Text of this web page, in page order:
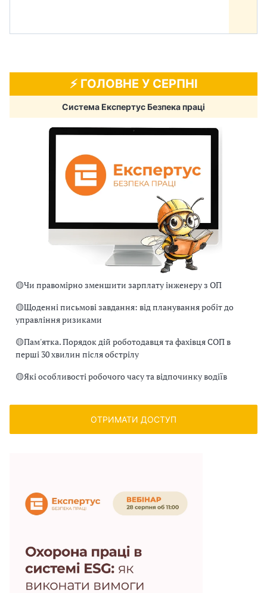
⚡️ ГОЛОВНЕ У СЕРПНІ
Система Експертус Безпека праці
🟡Чи правомірно зменшити зарплату інженеру з ОП
🟡Щоденні письмові завдання: від планування робіт до
управління ризиками
🟡Пам'ятка. Порядок дій роботодавця та фахівця СОП в
перші 30 хвилин після обстрілу
🟡Які особливості робочого часу та відпочинку водіїв
ОТРИМАТИ ДОСТУП